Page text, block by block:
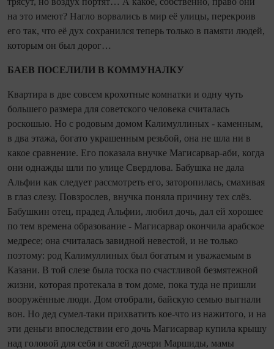
на это имеют? Нагло ворвались в мир её улицы, перекроив
его так, что её дух сохранился теперь только в памяти людей,
которым он был дорог…
БАЕВ ПОСЕЛИЛИ В КОММУНАЛКУ
Квартира в две совсем крохотные комнатки и одну чуть
большего размера для советского человека считалась
роскошью. Но с родовым домом Калимуллиных - каменным,
в два этажа, богато украшенным резьбой, она не шла ни в
какое сравнение. Его показала внучке Магисарвар‑аби, ко­гда
они однажды шли по улице Свердлова. Бабушка не дала
Альфии как следует рассмотреть его, заторопилась, смахивая
в глаз слезу. Повзрослев, внучка поняла причину тех слёз.
Бабушкин отец, прадед Альфии, любил дочь, дал ей хорошее
по тем времена образование - Магисарвар окончила арабское
медресе; она считалась завидной невестой, и не только
поэтому: род Калимуллиных был богатым и уважаемым в
Казани. В той слезе была тоска по счастливой безмятежной
жизни, которая про­текала в том доме, пока туда не при­шли
вооружённые люди. Дом отобрали, байскую семью выгнали
вон. Но дед сумел‑таки прихватить кое‑что из нажитого, и на
эти деньги впоследствии его дочь Магисарвар купила крышу
над головой для себя и своей дочери Маршиды, мамы